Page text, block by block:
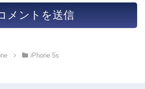
iPhone 5s